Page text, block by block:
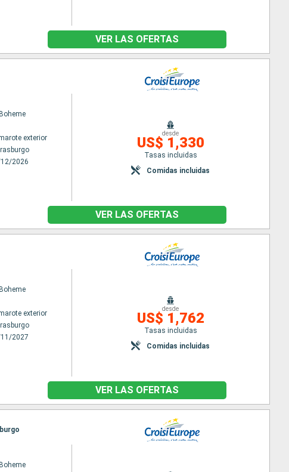
VER LAS OFERTAS
exterior
2026
desde
US$ 1,330
Tasas incluidas
Comidas incluidas
VER LAS OFERTAS
exterior
2027
desde
US$ 1,762
Tasas incluidas
Comidas incluidas
VER LAS OFERTAS